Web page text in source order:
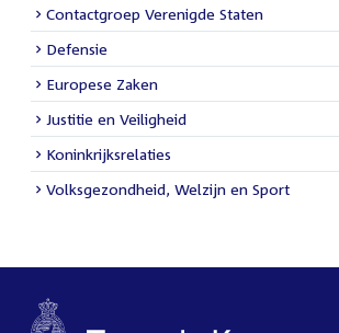
Contactgroep Verenigde Staten
Defensie
Europese Zaken
Justitie en Veiligheid
Koninkrijksrelaties
Volksgezondheid, Welzijn en Sport